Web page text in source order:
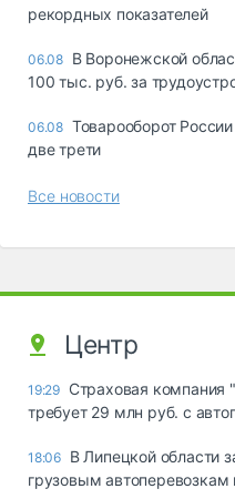
рекордных показателей
06.08 В Воронежской
100 тыс. руб. за
06.08 Товарооборот
две трети
Все новости
Центр
19:29 Страховая компания
требует 29 млн руб. с
18:06 В Липецкой области
грузовым автоперевозкам